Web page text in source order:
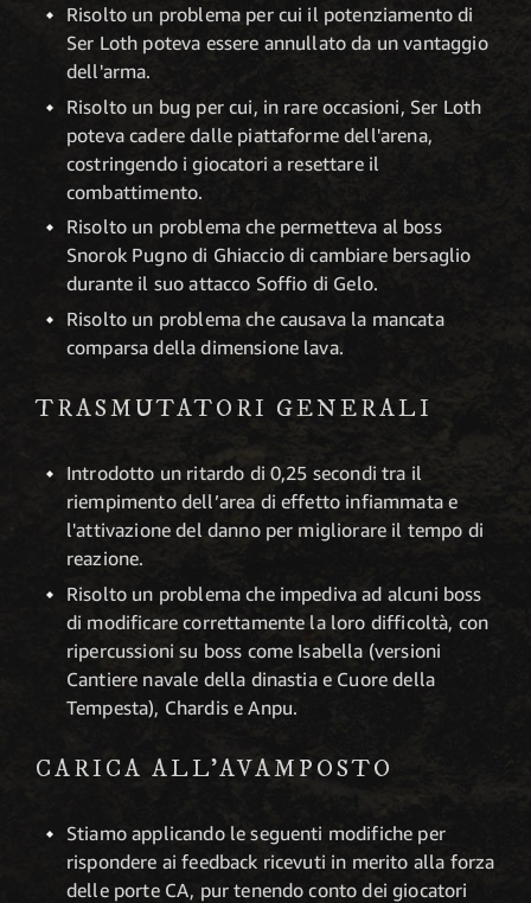
Risolto un problema per cui il potenziamento di
Ser Loth poteva essere annullato da un vantaggio
dell'arma.
Risolto un bug per cui, in rare occasioni, Ser Loth
poteva cadere dalle piattaforme dell'arena,
costringendo i giocatori a resettare il
combattimento.
Risolto un problema che permetteva al boss
Snorok Pugno di Ghiaccio di cambiare bersaglio
durante il suo attacco Soffio di Gelo.
Risolto un problema che causava la mancata
comparsa della dimensione lava.
TRASMUTATORI GENERALI
Introdotto un ritardo di 0,25 secondi tra il
riempimento dell’area di effetto infiammata e
l'attivazione del danno per migliorare il tempo di
reazione.
Risolto un problema che impediva ad alcuni boss
di modificare correttamente la loro difficoltà, con
ripercussioni su boss come Isabella (versioni
Cantiere navale della dinastia e Cuore della
Tempesta), Chardis e Anpu.
CARICA ALL'AVAMPOSTO
Stiamo applicando le seguenti modifiche per
rispondere ai feedback ricevuti in merito alla forza
delle porte CA, pur tenendo conto dei giocatori